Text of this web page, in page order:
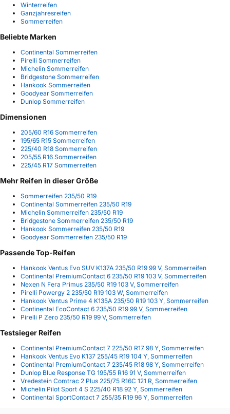
Winterreifen
Ganzjahresreifen
Sommerreifen
Beliebte Marken
Continental Sommerreifen
Pirelli Sommerreifen
Michelin Sommerreifen
Bridgestone Sommerreifen
Hankook Sommerreifen
Goodyear Sommerreifen
Dunlop Sommerreifen
Dimensionen
205/60 R16 Sommerreifen
195/65 R15 Sommerreifen
225/40 R18 Sommerreifen
205/55 R16 Sommerreifen
225/45 R17 Sommerreifen
Mehr Reifen in dieser Größe
Sommerreifen 235/50 R19
Continental Sommerreifen 235/50 R19
Michelin Sommerreifen 235/50 R19
Bridgestone Sommerreifen 235/50 R19
Hankook Sommerreifen 235/50 R19
Goodyear Sommerreifen 235/50 R19
Passende Top-Reifen
Hankook Ventus Evo SUV K137A 235/50 R19 99 V, Sommerreifen
Continental PremiumContact 6 235/50 R19 103 V, Sommerreifen
Nexen N Fera Primus 235/50 R19 103 V, Sommerreifen
Pirelli Powergy 2 235/50 R19 103 W, Sommerreifen
Hankook Ventus Prime 4 K135A 235/50 R19 103 Y, Sommerreifen
Continental EcoContact 6 235/50 R19 99 V, Sommerreifen
Pirelli P Zero 235/50 R19 99 V, Sommerreifen
Testsieger Reifen
Continental PremiumContact 7 225/50 R17 98 Y, Sommerreifen
Hankook Ventus Evo K137 255/45 R19 104 Y, Sommerreifen
Continental PremiumContact 7 235/45 R18 98 Y, Sommerreifen
Dunlop Blue Response TG 195/55 R16 91 V, Sommerreifen
Vredestein Comtrac 2 Plus 225/75 R16C 121 R, Sommerreifen
Michelin Pilot Sport 4 S 225/40 R18 92 Y, Sommerreifen
Continental SportContact 7 255/35 R19 96 Y, Sommerreifen